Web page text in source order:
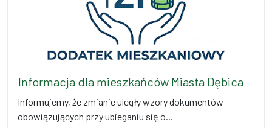
Informacja dla mieszkańców Miasta Dębica
Informujemy, że zmianie uległy wzory dokumentów
obowiązujących przy ubieganiu się o...